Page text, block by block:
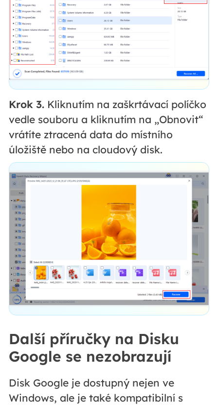
Krok 3.Kliknutím na zaškrtávací políčko
vedle souboru a kliknutím na „Obnovit“
vrátíte ztracená data do místního
úložiště nebo na cloudový disk.
Další příručky na Disku
Google se nezobrazují
Disk Google je dostupný nejen ve
Windows, ale je také kompatibilní s